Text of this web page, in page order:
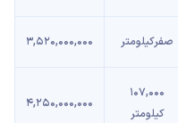
صفرکیلومتر 3,520,000,000
107,000
کیلومتر
4,250,000,000